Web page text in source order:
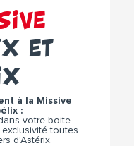
et
à la Missive
:
votre boite
toutes
d’Astérix.